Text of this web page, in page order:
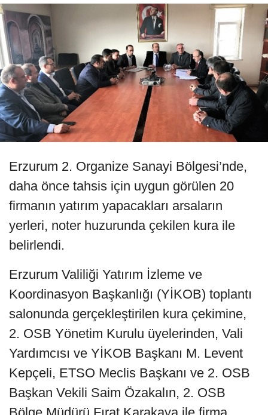
Erzurum 2. Organize Sanayi Bölgesi’nde,
daha önce tahsis için uygun görülen 20
firmanın yatırım yapacakları arsaların
yerleri, noter huzurunda çekilen kura ile
belirlendi.
Erzurum Valiliği Yatırım İzleme ve
Koordinasyon Başkanlığı (YİKOB) toplantı
salonunda gerçekleştirilen kura çekimine,
2. OSB Yönetim Kurulu üyelerinden, Vali
Yardımcısı ve YİKOB Başkanı M. Levent
Kepçeli, ETSO Meclis Başkanı ve 2. OSB
Başkan Vekili Saim Özakalın, 2. OSB